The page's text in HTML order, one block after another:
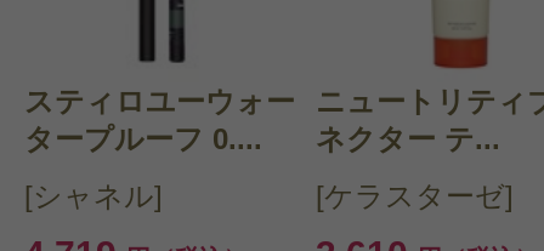
購入品：BL バン ブロンド アブソリ
初めに泡立てたり、時間を置く手
楽。
洗い上がりはキシキシするが、トリ
スティロユーウォー
タープルーフ 0....
[シャネル]
ニュートリティ
ネクター テ...
[ケラスターゼ]